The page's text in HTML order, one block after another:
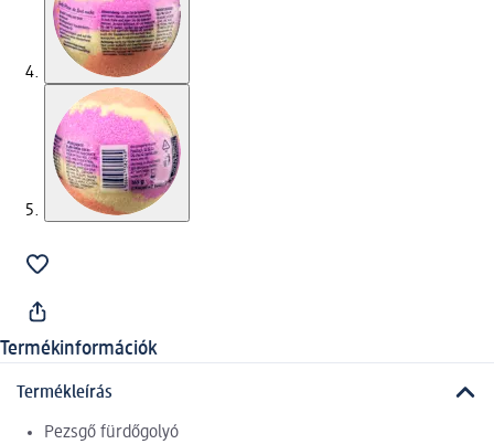
Termékinformációk
Termékleírás
Pezsgő fürdőgolyó